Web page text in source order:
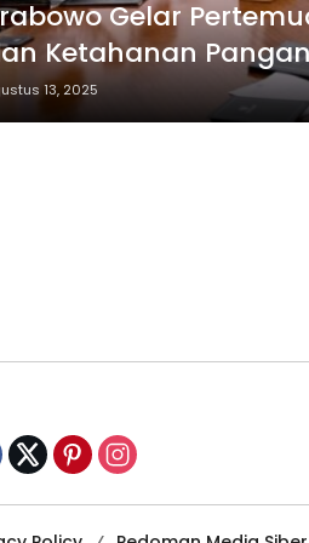
Gelar
Ketahanan
13, 2025